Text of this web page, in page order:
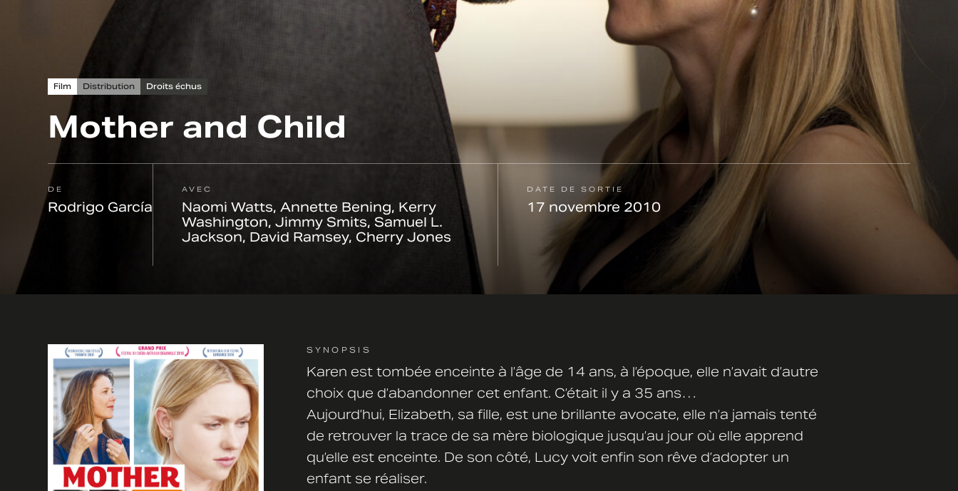
Film Distribution Droits échus
Mother and Child
DE
Rodrigo García
AVEC
Naomi Watts, Annette Bening, Kerry
Washington, Jimmy Smits, Samuel L.
Jackson, David Ramsey, Cherry Jones
DATE DE SORTIE
17 novembre 2010
SYNOPSIS
Karen est tombée enceinte à l’âge de 14 ans, à l’époque, elle n’avait d’autre
choix que d’abandonner cet enfant. C’était il y a 35 ans…
Aujourd’hui, Elizabeth, sa fille, est une brillante avocate, elle n’a jamais tenté
de retrouver la trace de sa mère biologique jusqu’au jour où elle apprend
qu’elle est enceinte. De son côté, Lucy voit enfin son rêve d’adopter un
enfant se réaliser.